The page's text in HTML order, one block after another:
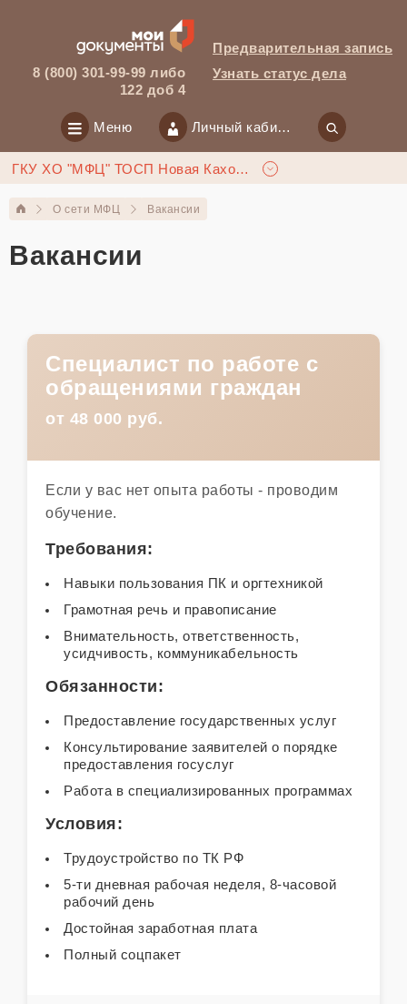
8 (800) 301-99-99 либо
122 доб 4
Предварительная запись
Узнать статус дела
Меню Личный кабинет
ГКУ ХО "МФЦ" ТОСП Новая Каховка
О сети МФЦ Вакансии
Вакансии
Специалист по работе с
обращениями граждан
от 48 000 руб.
Если у вас нет опыта работы - проводим
обучение.
Требования:
Навыки пользования ПК и оргтехникой
Грамотная речь и правописание
Внимательность, ответственность,
усидчивость, коммуникабельность
Обязанности:
Предоставление государственных услуг
Консультирование заявителей о порядке
предоставления госуслуг
Работа в специализированных программах
Условия:
Трудоустройство по ТК РФ
5-ти дневная рабочая неделя, 8-часовой
рабочий день
Достойная заработная плата
Полный соцпакет